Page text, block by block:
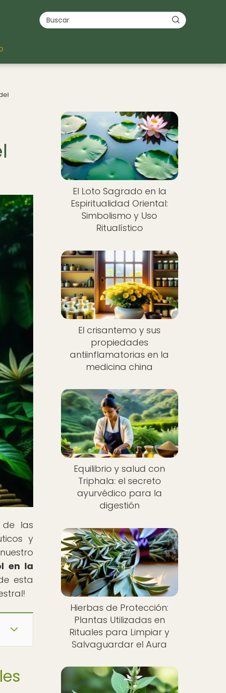
de las
y
en la
esta
El Loto Sagrado en la
Espiritualidad Oriental:
Simbolismo y Uso
Ritualístico
El crisantemo y sus
propiedades
antiinflamatorias en la
medicina china
Equilibrio y salud con
Triphala: el secreto
ayurvédico para la
digestión
Hierbas de Protección:
Plantas Utilizadas en
Rituales para Limpiar y
Salvaguardar el Aura